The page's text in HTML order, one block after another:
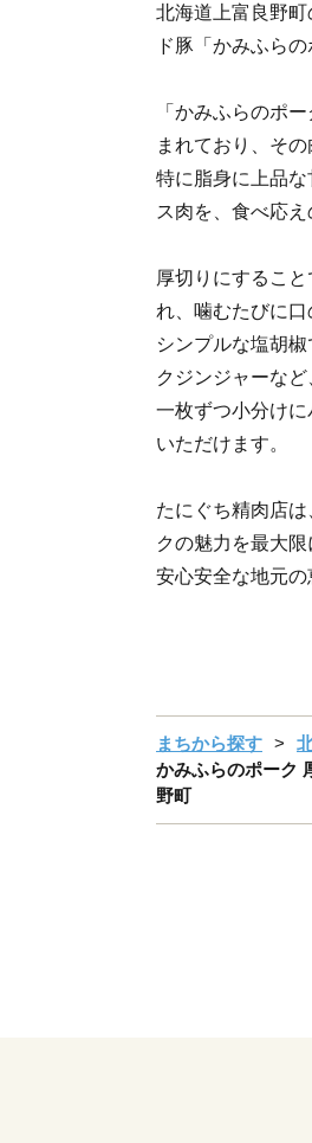
北海道上富良野
ド豚「かみふら
「かみふらのポ
まれており、そ
特に脂身に上品
ス肉を、食べ応
厚切りにするこ
れ、噛むたびに
シンプルな塩胡
クジンジャーな
一枚ずつ小分け
いただけます。
たにぐち精肉店
クの魅力を最大
安心安全な地元の
まちから探す
かみふらのポーク
野町